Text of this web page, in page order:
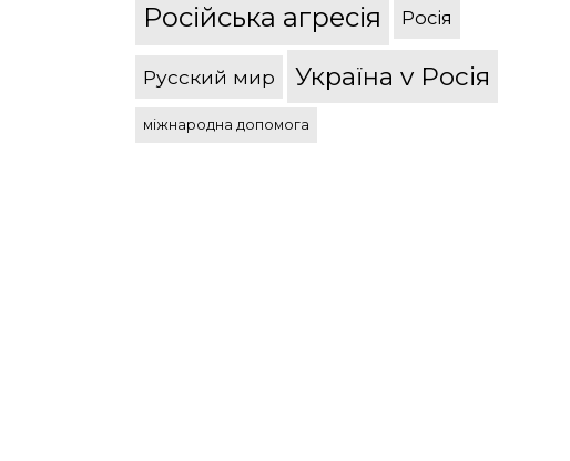
Російська агресія Росія
Русский мир Україна v Росія
міжнародна допомога